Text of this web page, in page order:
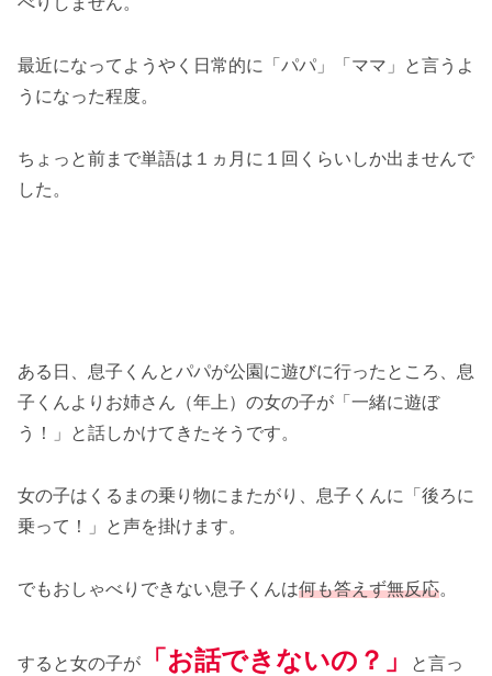
最近になってようやく日常的に「パパ」「ママ」と言うよ
うになった程度。
ちょっと前まで単語は１ヵ月に１回くらいしか出ませんで
した。
ある日、息子くんとパパが公園に遊びに行ったところ、息
子くんよりお姉さん（年上）の女の子が「一緒に遊ぼ
う！」と話しかけてきたそうです。
女の子はくるまの乗り物にまたがり、息子くんに「後ろに
乗って！」と声を掛けます。
でもおしゃべりできない息子くんは何も答えず無反応。
すると女の子が 「お話できないの？」
と言っ